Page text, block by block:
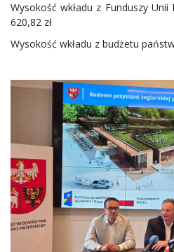
Wysokość wkładu z Funduszy
620,82 zł
Wysokość wkładu z budżetu